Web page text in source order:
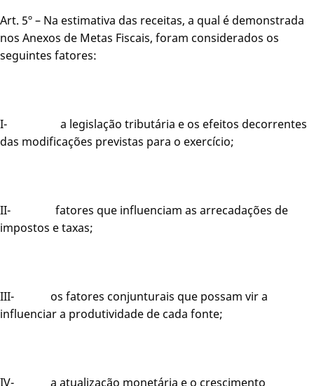
Art. 5º – Na estimativa das receitas, a qual é demonstrada
nos Anexos de Metas Fiscais, foram considerados os
seguintes fatores:
I- a legislação tributária e os efeitos decorrentes
das modificações previstas para o exercício;
II- fatores que influenciam as arrecadações de
impostos e taxas;
III- os fatores conjunturais que possam vir a
influenciar a produtividade de cada fonte;
IV- a atualização monetária e o crescimento